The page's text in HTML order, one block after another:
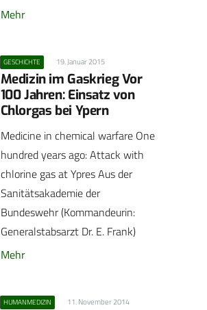
Mehr
GESCHICHTE 19. Januar 2015
Medizin im Gaskrieg Vor
100 Jahren: Einsatz von
Chlorgas bei Ypern
Medicine in chemical warfare One
hundred years ago: Attack with
chlorine gas at Ypres Aus der
Sanitätsakademie der
Bundeswehr (Kommandeurin:
Generalstabsarzt Dr. E. Frank)
Mehr
HUMANMEDIZIN 11. November 2014